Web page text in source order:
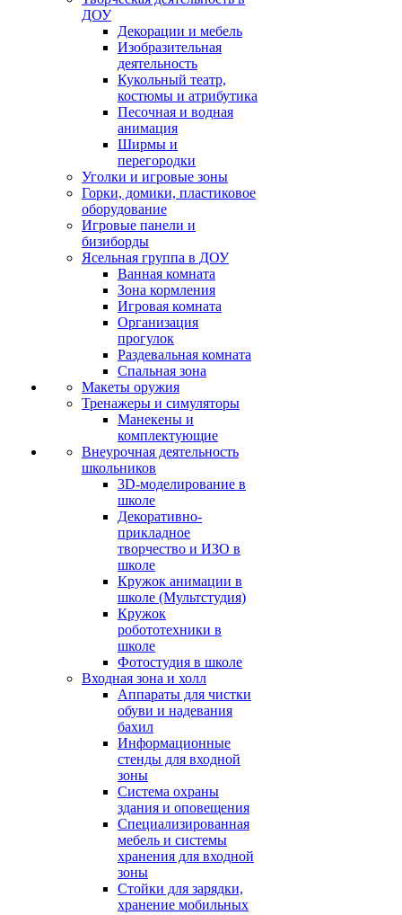
ДОУ
Декорации и мебель
Изобразительная
деятельность
Кукольный театр,
костюмы и атрибутика
Песочная и водная
анимация
Ширмы и
перегородки
Уголки и игровые зоны
Горки, домики, пластиковое
оборудование
Игровые панели и
бизиборды
Ясельная группа в ДОУ
Ванная комната
Зона кормления
Игровая комната
Организация
прогулок
Раздевальная комната
Спальная зона
Макеты оружия
Тренажеры и симуляторы
Манекены и
комплектующие
Внеурочная деятельность
школьников
3D-моделирование в
школе
Декоративно-
прикладное
творчество и ИЗО в
школе
Кружок анимации в
школе (Мультстудия)
Кружок
робототехники в
школе
Фотостудия в школе
Входная зона и холл
Аппараты для чистки
обуви и надевания
бахил
Информационные
стенды для входной
зоны
Система охраны
здания и оповещения
Специализированная
мебель и системы
хранения для входной
зоны
Стойки для зарядки,
хранение мобильных